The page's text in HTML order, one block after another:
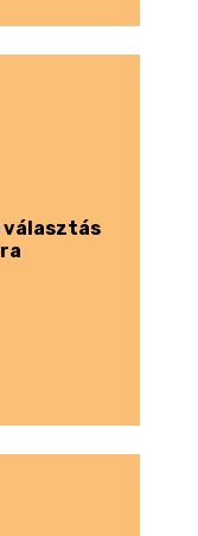
választás